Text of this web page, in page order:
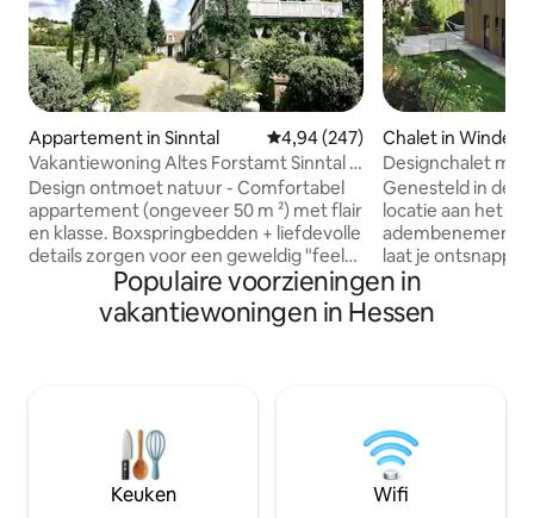
Appartement in Sinntal Gemiddelde beoordeling van
4,94 (247)
Vakantiewoning Altes Forstamt Sinntal -
natuurlijk lief
Design ontmoet natuur - Comfortabel
appartement (ongeveer 50 m ²) met flair
en klasse. Boxspringbedden + liefdevolle
details zorgen voor een geweldig "feel-
good klimaat" Eigen inloopingang bij de
weelderige vijver tuin met
terras/wijnvakantie + zonnebaden
Expr.Bahnradweg, Rhön-Sinntal Radweg,
R2 Fulda, Rhön, FFM + Würzburg goed
bereikbaar. Ongevalrisico bijv. voor
peuters bij de vijver! 1 huisdier Willk.
Chalet in
Designchalet
sauna, open
Genesteld in de
locatie aan het
adembenemend
laat je
leven. Wandel in
geniet van een
bikes. Als het
een duik in het
kristalheldere
klaar) voordat je
kijkt.
Populaire voorzieningen in
vakantiewoningen in Hessen
Keuken Wifi